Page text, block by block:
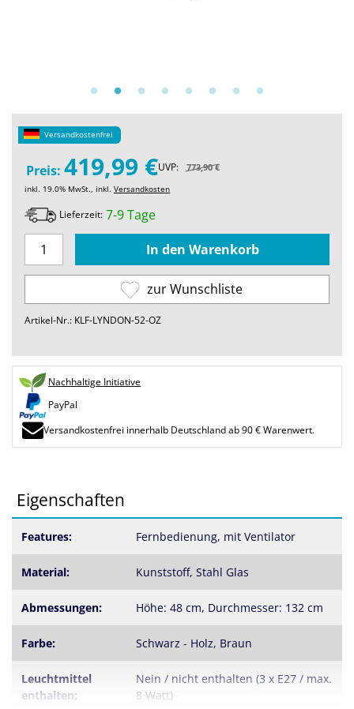
Versandkostenfrei
Preis: 419,99 €UVP: 773,90 €
inkl. 19.0% MwSt., inkl. Versandkosten
Lieferzeit: 7-9 Tage
zur Wunschliste
Artikel-Nr.: KLF-LYNDON-52-OZ
Nachhaltige Initiative
PayPal
Versandkostenfrei innerhalb Deutschland ab 90 € Warenwert.
Eigenschaften
Features: Fernbedienung, mit Ventilator
Material: Kunststoff, Stahl Glas
Abmessungen: Höhe: 48 cm, Durchmesser: 132 cm
Farbe: Schwarz - Holz, Braun
Leuchtmittel
enthalten:
Nein / nicht enthalten (3 x E27 / max.
8 Watt)